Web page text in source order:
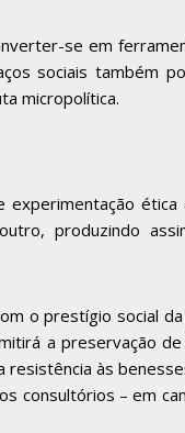
se em
sociais também
micropolítica.
produzindo
o prestígio social
a preservação
às
consultórios – em